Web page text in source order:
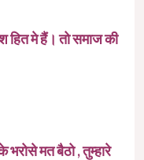
हित मे हैं। तो समाज की
मत बैठो , तुम्हारे